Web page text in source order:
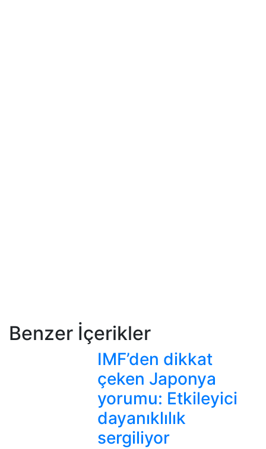
Benzer İçerikler
IMF’den dikkat
çeken Japonya
yorumu: Etkileyici
dayanıklılık
sergiliyor